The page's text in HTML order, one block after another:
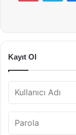
Kayıt Ol